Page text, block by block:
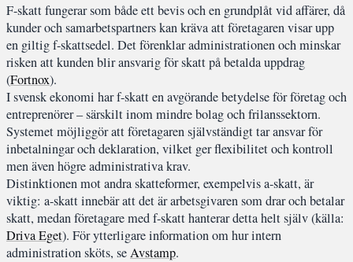
F-skatt fungerar som både ett bevis och en grundplåt vid affärer, då
kunder och samarbetspartners kan kräva att företagaren visar upp
en giltig f-skattsedel. Det förenklar administrationen och minskar
risken att kunden blir ansvarig för skatt på betalda uppdrag
(Fortnox).
I svensk ekonomi har f-skatt en avgörande betydelse för företag och
entreprenörer – särskilt inom mindre bolag och frilanssektorn.
Systemet möjliggör att företagaren självständigt tar ansvar för
inbetalningar och deklaration, vilket ger flexibilitet och kontroll
men även högre administrativa krav.
Distinktionen mot andra skatteformer, exempelvis a-skatt, är
viktig: a-skatt innebär att det är arbetsgivaren som drar och betalar
skatt, medan företagare med f-skatt hanterar detta helt själv (källa:
Driva Eget). För ytterligare information om hur intern
administration sköts, seAvstamp.